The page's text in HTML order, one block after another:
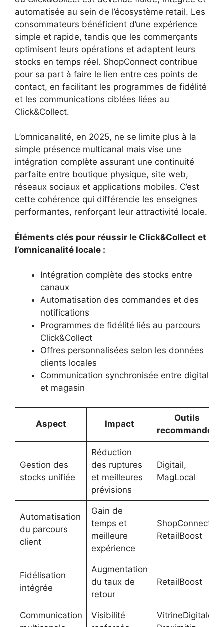
automatisée au sein de l’écosystème retail. Les
consommateurs bénéficient d’une expérience
simple et rapide, tandis que les commerçants
optimisent leurs opérations et adaptent leurs
stocks en temps réel. ShopConnect contribue
pour sa part à faire le lien entre ces points de
contact, en facilitant les programmes de fidélité
et les communications ciblées liées au
Click&Collect.
L’omnicanalité, en 2025, ne se limite plus à la
simple présence multicanal mais vise une
intégration complète assurant une continuité
parfaite entre boutique physique, site web,
réseaux sociaux et applications mobiles. C’est
cette cohérence qui différencie les enseignes
performantes, renforçant leur attractivité locale.
Éléments clés pour réussir le Click&Collect et
l’omnicanalité locale :
Intégration complète des stocks entre
canaux
Automatisation des commandes et des
notifications
Programmes de fidélité liés au parcours
Click&Collect
Offres personnalisées selon les données
clients locales
Communication synchronisée entre digital
et magasin
Aspect Impact
Outils
recommandés
Gestion des
stocks unifiée
Réduction
des ruptures
et meilleures
prévisions
Digitail,
MagLocal
Automatisation
du parcours
client
Gain de
temps et
meilleure
expérience
ShopConnect,
RetailBoost
Fidélisation
intégrée
Augmentation
du taux de
retour
RetailBoost
Communication
Visibilité
VitrineDigitale,